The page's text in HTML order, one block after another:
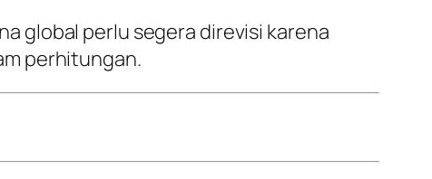
global perlu segera direvisi karena
perhitungan.